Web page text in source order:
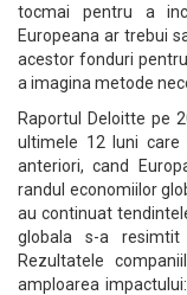
tocmai pentru a
Europeana ar trebui
acestor fonduri
a imagina metode
Raportul Deloitte pe
ultimele 12 luni care
anteriori, cand
randul economiilor
au continuat
globala s-a
Rezultatele
amploarea